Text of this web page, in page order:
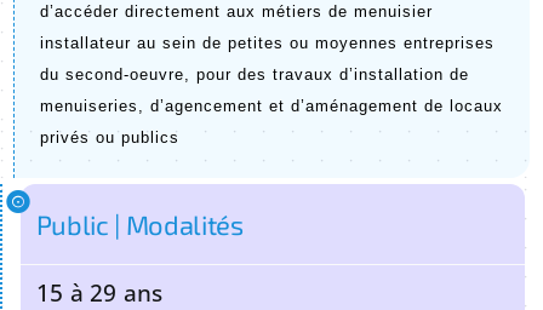
d’accéder directement aux métiers de menuisier
installateur au sein de petites ou moyennes entreprises
du second-oeuvre, pour des travaux d’installation de
menuiseries, d’agencement et d’aménagement de locaux
privés ou publics
Public | Modalités
15 à 29 ans